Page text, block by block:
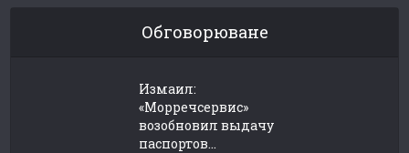
Обговорюване
Измаил:
«Морречсервис»
возобновил выдачу
паспортов...